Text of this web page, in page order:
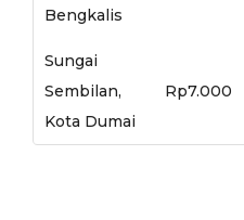
Bengkalis
Sungai
Sembilan,
Kota Dumai
Rp7.000